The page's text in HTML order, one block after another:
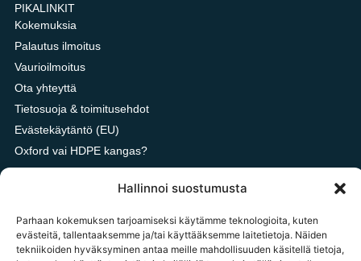
Hallinnoi suostumusta
Parhaan kokemuksen tarjoamiseksi käytämme teknologioita, kuten
evästeitä, tallentaaksemme ja/tai käyttääksemme laitetietoja. Näiden
tekniikoiden hyväksyminen antaa meille mahdollisuuden käsitellä tietoja,
PIKALINKIT
Kokemuksia
Palautus ilmoitus
Vaurioilmoitus
Ota yhteyttä
Tietosuoja & toimitusehdot
Evästekäytäntö (EU)
Oxford vai HDPE kangas?
OTA YHTEYTTÄ
tilaukset@tavarataivas.fi